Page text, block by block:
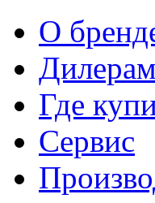
О
Дилерам
Где
Сервис